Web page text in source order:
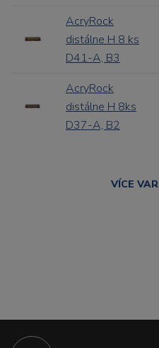
AcryRock
distálne H 8 ks
D41-A, B3
AcryRock
distálne H 8ks
D37-A, B2
VÍCE